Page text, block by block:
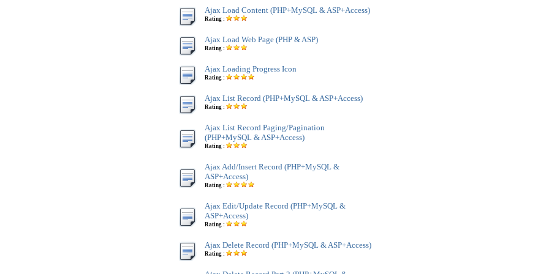
Ajax Load Content (PHP+MySQL & ASP+Access)
Rating :
Ajax Load Web Page (PHP & ASP)
Rating :
Ajax Loading Progress Icon
Rating :
Ajax List Record (PHP+MySQL & ASP+Access)
Rating :
Ajax List Record Paging/Pagination
(PHP+MySQL & ASP+Access)
Rating :
Ajax Add/Insert Record (PHP+MySQL &
ASP+Access)
Rating :
Ajax Edit/Update Record (PHP+MySQL &
ASP+Access)
Rating :
Ajax Delete Record (PHP+MySQL & ASP+Access)
Rating :